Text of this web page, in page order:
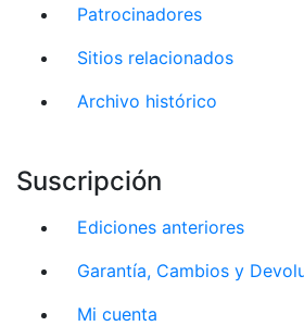
Patrocinadores
Sitios relacionados
Archivo histórico
Suscripción
Ediciones anteriores
Garantía, Cambios y
Mi cuenta